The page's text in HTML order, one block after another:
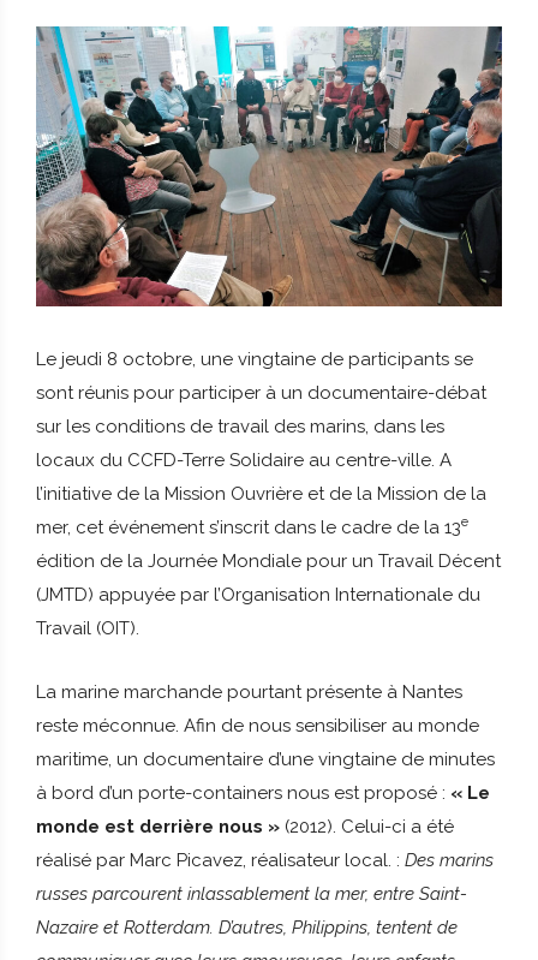
Le jeudi 8 octobre, une vingtaine de participants se
sont réunis pour participer à un documentaire-débat
sur les conditions de travail des marins, dans les
locaux du CCFD-Terre Solidaire au centre-ville. A
l’initiative de la Mission Ouvrière et de la Mission de la
mer, cet événement s’inscrit dans le cadre de la 13e
édition de la Journée Mondiale pour un Travail Décent
(JMTD) appuyée par l’Organisation Internationale du
Travail (OIT).
La marine marchande pourtant présente à Nantes
reste méconnue. Afin de nous sensibiliser au monde
maritime, un documentaire d’une vingtaine de minutes
à bord d’un porte-containers nous est proposé : « Le
monde est derrière nous » (2012). Celui-ci a été
réalisé par Marc Picavez, réalisateur local. : Des marins
russes parcourent inlassablement la mer, entre Saint-
Nazaire et Rotterdam. D’autres, Philippins, tentent de